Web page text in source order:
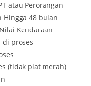
atau Perorangan
Hingga 48 bulan
Kendaraan
di proses
(tidak plat merah)